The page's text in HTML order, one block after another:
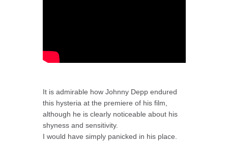
It is admirable how Johnny Depp endured
this hysteria at the premiere of his film,
although he is clearly noticeable about his
shyness and sensitivity.
I would have simply panicked in his place.